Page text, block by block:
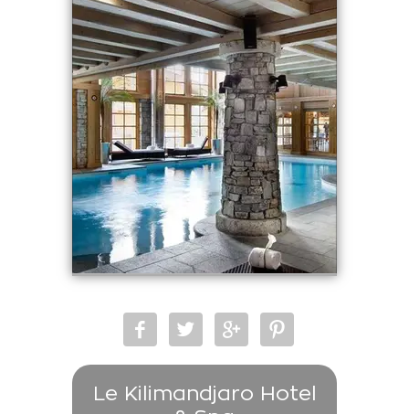
Le Kilimandjaro Hotel